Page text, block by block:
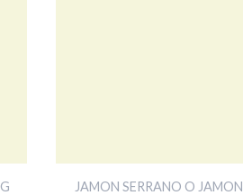
JAMON SERRANO O JAMON